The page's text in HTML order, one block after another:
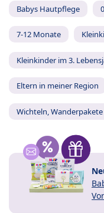
Babys Hautpflege
7-12 Monate
Kleinkinder im 3.
Eltern in meiner Region
Wichteln,